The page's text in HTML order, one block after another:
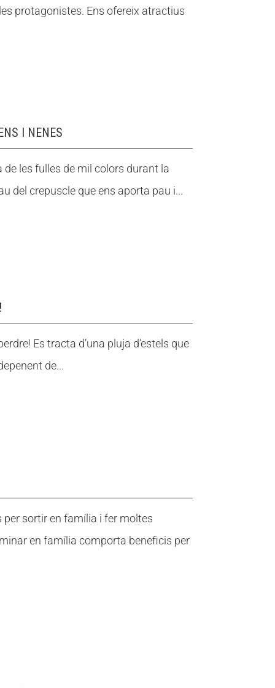
protagonistes. Ens ofereix atractius
I NENES
de les fulles de mil colors durant la
del crepuscle que ens aporta pau i...
Es tracta d’una pluja d’estels que
de...
sortir en família i fer moltes
en família comporta beneficis per